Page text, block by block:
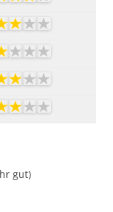
gut)